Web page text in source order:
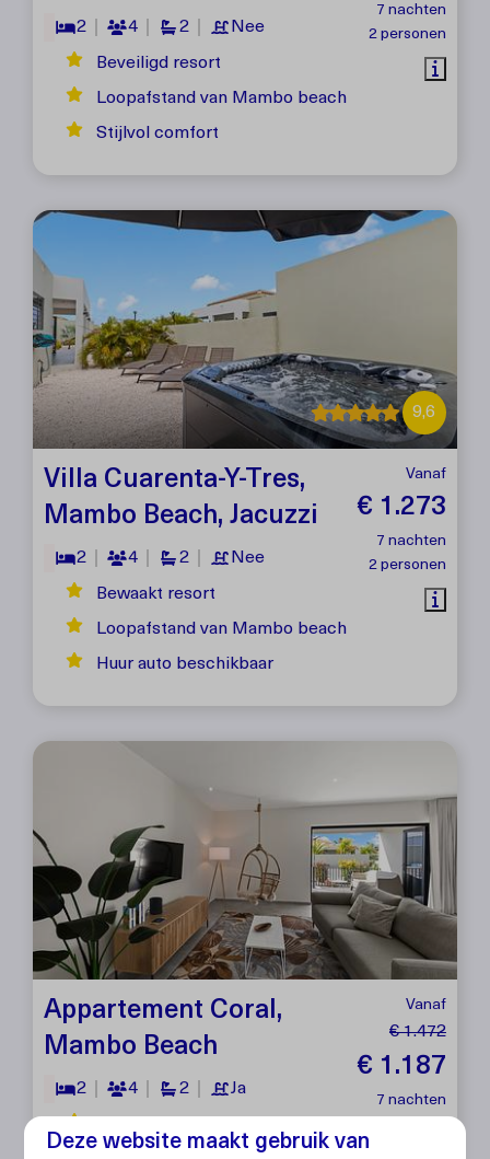
7 nachten
2 personen
2 4 2 Nee
Beveiligd resort
Loopafstand van Mambo beach
Stijlvol comfort
9,6
Vanaf
€ 1.273
7 nachten
2 personen
Villa Cuarenta-Y-Tres,
Mambo Beach, Jacuzzi
2 4 2 Nee
Bewaakt resort
Loopafstand van Mambo beach
Huur auto beschikbaar
Vanaf
€ 1.472
€ 1.187
7 nachten
Appartement Coral,
Mambo Beach
2 4 2 Ja
Deze website maakt gebruik van